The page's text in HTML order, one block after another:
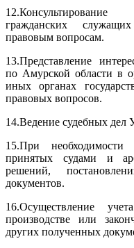
12.Консультирование
гражданских
правовым вопросам.
13.Представление
по Амурской области в
иных органах
правовых вопросов.
14.Ведение судебных дел
15.При
принятых судами и
решений,
документов.
16.Осуществление
производстве или
других полученных